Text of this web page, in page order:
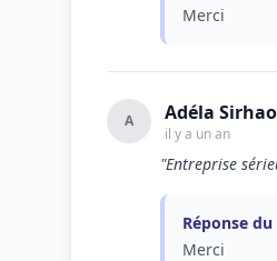
Merci
A Adéla
il y a un an
"Entreprise
Réponse
Merci